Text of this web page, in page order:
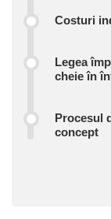
Costuri
Legea
cheie în
Procesul
concept